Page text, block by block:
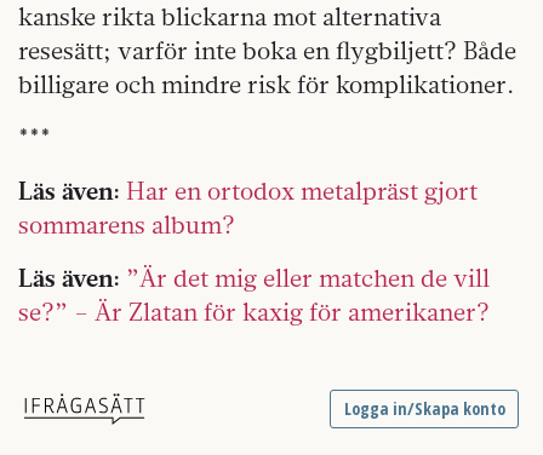
kanske rikta blickarna mot alternativa
resesätt; varför inte boka en flygbiljett? Både
billigare och mindre risk för komplikationer.
***
Läs även: Har en ortodox metalpräst gjort
sommarens album?
Läs även: ”Är det mig eller matchen de vill
se?” – Är Zlatan för kaxig för amerikaner?